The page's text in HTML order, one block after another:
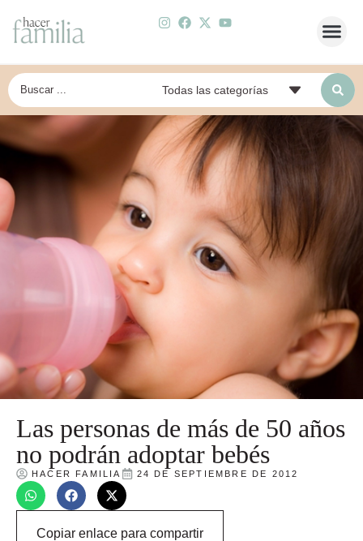
Las personas de más de 50 años
no podrán adoptar bebés
HACER FAMILIA 24 DE SEPTIEMBRE DE 2012
Copiar enlace para compartir